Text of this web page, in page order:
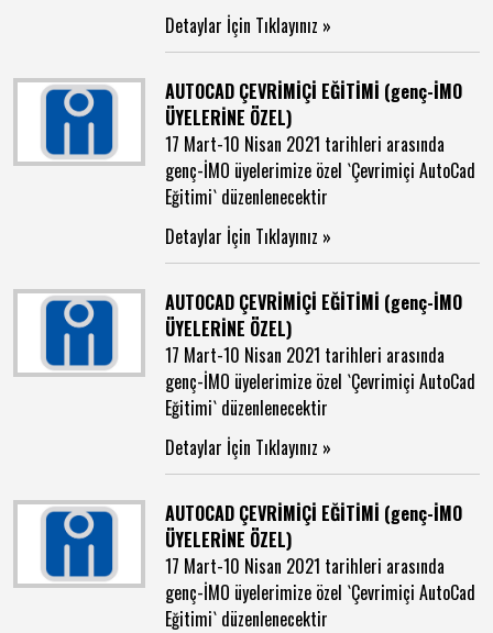
Detaylar İçin Tıklayınız »
AUTOCAD ÇEVRİMİÇİ EĞİTİMİ (genç-İMO
ÜYELERİNE ÖZEL)
17 Mart-10 Nisan 2021 tarihleri arasında
genç-İMO üyelerimize özel `Çevrimiçi AutoCad
Eğitimi` düzenlenecektir
Detaylar İçin Tıklayınız »
AUTOCAD ÇEVRİMİÇİ EĞİTİMİ (genç-İMO
ÜYELERİNE ÖZEL)
17 Mart-10 Nisan 2021 tarihleri arasında
genç-İMO üyelerimize özel `Çevrimiçi AutoCad
Eğitimi` düzenlenecektir
Detaylar İçin Tıklayınız »
AUTOCAD ÇEVRİMİÇİ EĞİTİMİ (genç-İMO
ÜYELERİNE ÖZEL)
17 Mart-10 Nisan 2021 tarihleri arasında
genç-İMO üyelerimize özel `Çevrimiçi AutoCad
Eğitimi` düzenlenecektir